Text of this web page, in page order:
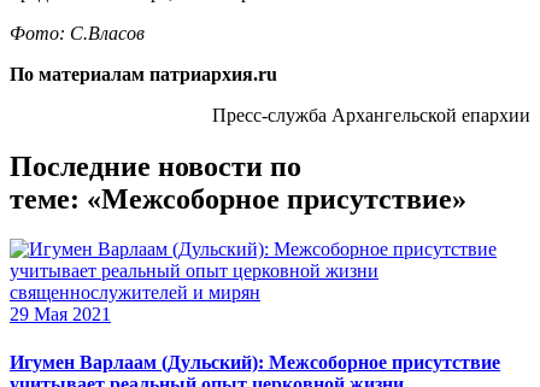
Фото: С.Власов
По материалам патриархия.ru
Пресс-служба Архангельской епархии
Последние новости по
теме: «Межсоборное присутствие»
29 Мая 2021
Игумен Варлаам (Дульский): Межсоборное присутствие